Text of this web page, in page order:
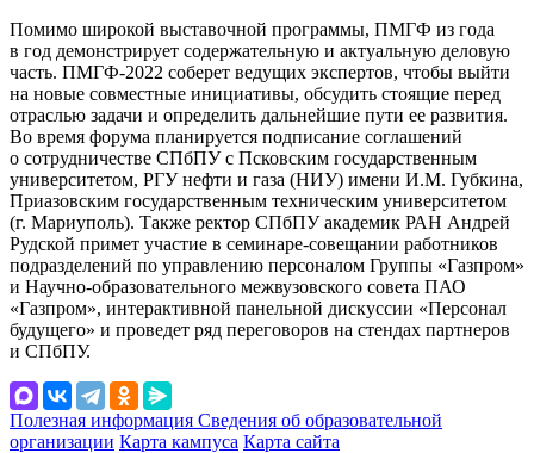
Помимо широкой выставочной программы, ПМГФ из года
в год демонстрирует содержательную и актуальную деловую
часть. ПМГФ-2022 соберет ведущих экспертов, чтобы выйти
на новые совместные инициативы, обсудить стоящие перед
отраслью задачи и определить дальнейшие пути ее развития.
Во время форума планируется подписание соглашений
о сотрудничестве СПбПУ с Псковским государственным
университетом, РГУ нефти и газа (НИУ) имени И.М. Губкина,
Приазовским государственным техническим университетом
(г. Мариуполь). Также ректор СПбПУ академик РАН Андрей
Рудской примет участие в семинаре-совещании работников
подразделений по управлению персоналом Группы «Газпром»
и Научно-образовательного межвузовского совета ПАО
«Газпром», интерактивной панельной дискуссии «Персонал
будущего» и проведет ряд переговоров на стендах партнеров
и СПбПУ.
Полезная информация Сведения об образовательной
организации Карта кампуса Карта сайта